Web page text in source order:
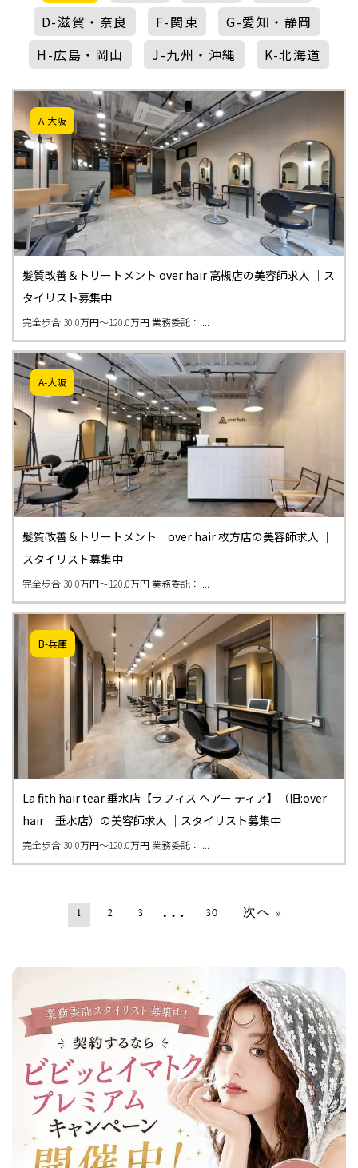
D-滋賀・奈良
F-関東
G-愛知・静岡
H-広島・岡山
J-九州・沖縄 K-北海道
A-大阪
髪質改善＆トリートメント over hair 高槻店の美容師求人 ｜ス
タイリスト募集中
完全歩合 30.0万円〜120.0万円 業務委託： ...
A-大阪
髪質改善＆トリートメント over hair 枚方店の美容師求人 ｜
スタイリスト募集中
完全歩合 30.0万円〜120.0万円 業務委託： ...
B-兵庫
La fith hair tear 垂水店【ラフィス ヘアー ティア】（旧:over
hair 垂水店）の美容師求人 ｜スタイリスト募集中
完全歩合 30.0万円〜120.0万円 業務委託： ...
1 2 3 … 30 次へ »